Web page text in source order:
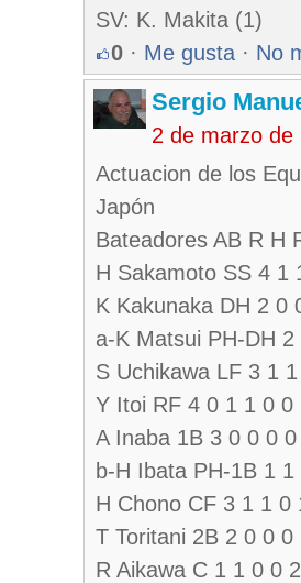
SV: K. Makita (1)
0 · Me gusta · No
Sergio
2 de marzo de
Actuacion de los
Japón
Bateadores AB R H
H Sakamoto SS 4 1
K Kakunaka DH 2 0
a-K Matsui PH-DH
S Uchikawa LF 3 1
Y Itoi RF 4 0 1 1 0 0
A Inaba 1B 3 0 0 0
b-H Ibata PH-1B 1
H Chono CF 3 1 1 0
T Toritani 2B 2 0 0
R Aikawa C 1 1 0 0